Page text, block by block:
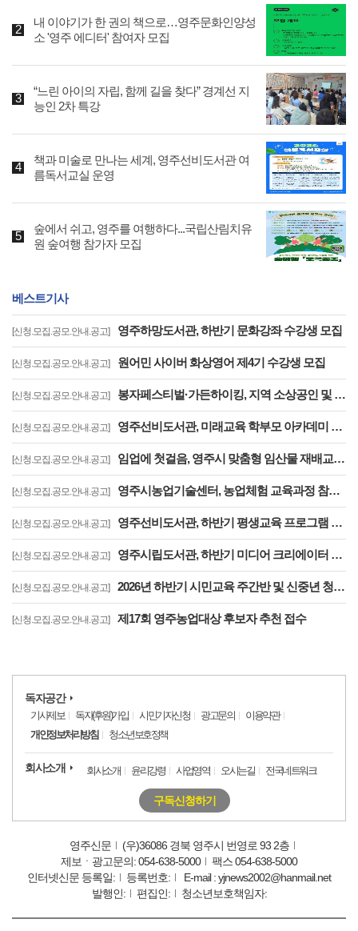
내 이야기가 한 권의 책으로…영주문화인양성
소 '영주 에디터' 참여자 모집
“느린 아이의 자립, 함께 길을 찾다” 경계선 지
능인 2차 특강
책과 미술로 만나는 세계, 영주선비도서관 여
름독서교실 운영
숲에서 쉬고, 영주를 여행하다...국립산림치유
원 숲여행 참가자 모집
베스트기사
[신청.모집.공모.안내.공고] 영주하망도서관, 하반기 문화강좌 수강생 모집
[신청.모집.공모.안내.공고] 원어민 사이버 화상영어 제4기 수강생 모집
[신청.모집.공모.안내.공고] 봉자페스티벌·가든하이킹, 지역 소상공인 및 예술인 참여자 공개 모집
[신청.모집.공모.안내.공고] 영주선비도서관, 미래교육 학부모 아카데미 2기 수강생 모집
[신청.모집.공모.안내.공고] 임업에 첫걸음, 영주시 맞춤형 임산물 재배교육으로 시작하세요
[신청.모집.공모.안내.공고] 영주시농업기술센터, 농업체험 교육과정 참여자 모집
[신청.모집.공모.안내.공고] 영주선비도서관, 하반기 평생교육 프로그램 수강생 모집
[신청.모집.공모.안내.공고] 영주시립도서관, 하반기 미디어 크리에이터 기초반 수강생 모집
[신청.모집.공모.안내.공고] 2026년 하반기 시민교육 주간반 및 신중년 청춘학교 수강생 모집
[신청.모집.공모.안내.공고] 제17회 영주농업대상 후보자 추천 접수
독자공간
기사제보 독자(후원)가입 시민기자신청 광고문의
이용약관
개인정보처리방침
청소년보호정책
회사소개 회사소개 윤리강령 사업영역 오시는길 전국네트워크
구독신청하기
영주신문
(우)36086 경북 영주시 번영로 93 2층
제보ㆍ광고문의: 054-638-5000
팩스 054-638-5000
인터넷신문 등록일:
등록번호:
E-mail : yjnews2002@hanmail.net
발행인:
편집인: 청소년보호책임자: